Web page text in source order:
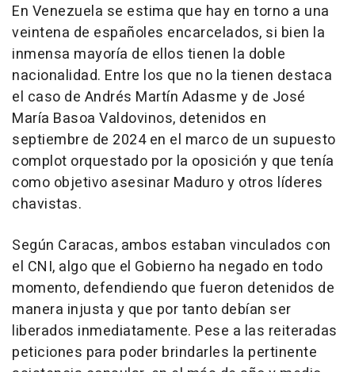
En Venezuela se estima que hay en torno a una
veintena de españoles encarcelados, si bien la
inmensa mayoría de ellos tienen la doble
nacionalidad. Entre los que no la tienen destaca
el caso de Andrés Martín Adasme y de José
María Basoa Valdovinos, detenidos en
septiembre de 2024 en el marco de un supuesto
complot orquestado por la oposición y que tenía
como objetivo asesinar Maduro y otros líderes
chavistas.
Según Caracas, ambos estaban vinculados con
el CNI, algo que el Gobierno ha negado en todo
momento, defendiendo que fueron detenidos de
manera injusta y que por tanto debían ser
liberados inmediatamente. Pese a las reiteradas
peticiones para poder brindarles la pertinente